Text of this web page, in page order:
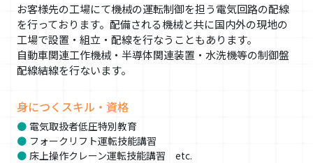
お客様先の工場にて機械の運転制御を担う電気回路の配線
を行っております。配備される機械と共に国内外の現地の
工場で設置・組立・配線を行なうこともあります。
自動車関連工作機械・半導体関連装置・水洗機等の制御盤
配線結線を行ないます。
身につくスキル・資格
電気取扱者低圧特別教育
フォークリフト運転技能講習
床上操作クレーン運転技能講習 etc.